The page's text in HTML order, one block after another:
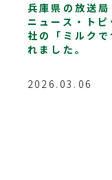
兵庫県の放送
ニュース・ト
社の「ミルク
れました。
2026.03.06